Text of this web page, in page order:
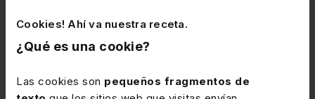
Cookies! Ahí va nuestra receta.
¿Qué es una cookie?
Las cookies son pequeños fragmentos de
relacionado